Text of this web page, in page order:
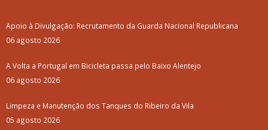
Apoio à Divulgação: Recrutamento da Guarda Nacional Republicana
06 agosto 2026
A Volta a Portugal em Bicicleta passa pelo Baixo Alentejo
06 agosto 2026
Limpeza e Manutenção dos Tanques do Ribeiro da Vila
05 agosto 2026